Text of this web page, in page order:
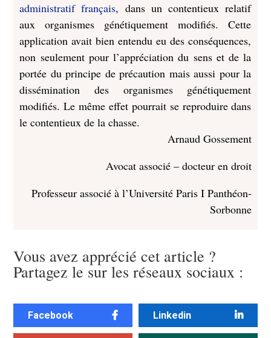
administratif français, dans un contentieux relatif
aux organismes génétiquement modifiés. Cette
application avait bien entendu eu des conséquences,
non seulement pour l’appréciation du sens et de la
portée du principe de précaution mais aussi pour la
dissémination des organismes génétiquement
modifiés. Le même effet pourrait se reproduire dans
le contentieux de la chasse.
Arnaud Gossement
Avocat associé – docteur en droit
Professeur associé à l’Université Paris I Panthéon-
Sorbonne
Vous avez apprécié cet article ?
Partagez le sur les réseaux sociaux :
Facebook Linkedin